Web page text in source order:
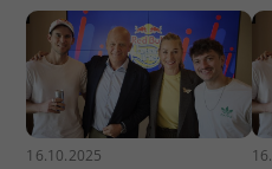
16.10.2025